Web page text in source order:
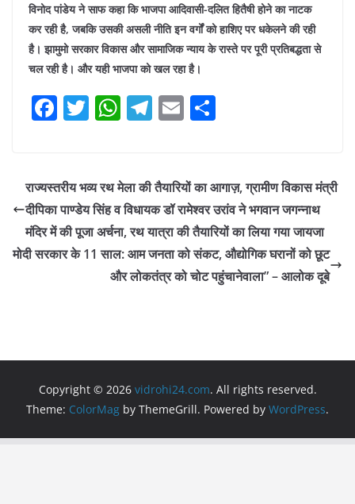
विनोद पांडेय ने साफ कहा कि भाजपा आदिवासी-दलित हितैषी होने का नाटक
कर रही है, जबकि उसकी असली नीति इन वर्गों को हाशिए पर धकेलने की रही
है। झामुमो सरकार विकास और सामाजिक न्याय के रास्ते पर पूरी प्रतिबद्धता से
चल रही है। और यही भाजपा को खल रहा है।
F
e
b
o
o
T
er
W
s
A
p
p
T
gr
a
m
E
l e
राज्यस्तरीय भव्य रथ मेला की तैयारियों का आगाज़, ग्रामीण विकास मंत्री
दीपिका पाण्डेय सिंह व विधायक डॉ रामेश्वर उरांव ने भगवान जगन्नाथ
मंदिर में की पूजा अर्चना, रथ यात्रा की तैयारियों का लिया गया जायजा
मोदी सरकार के 11 साल: आम जनता को संकट, औद्योगिक घरानों को छूट
और लोकतंत्र को चोट पहुंचानेवाला” – आलोक दूबे
Copyright © 2026 vidrohi24.com. All rights reserved.
Theme: ColorMag by ThemeGrill. Powered by WordPress.